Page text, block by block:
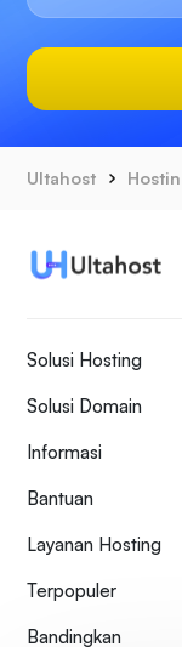
Ultahost
Solusi Hosting
Solusi Domain
Informasi
Bantuan
Layanan Hosting
Terpopuler
Bandingkan